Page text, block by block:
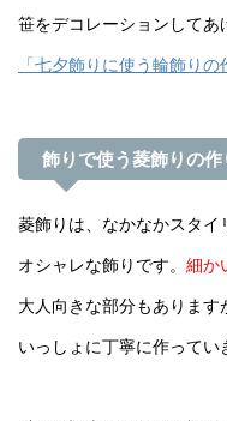
笹をデコレーションしてあ
「七夕飾りに使う輪飾り
飾りで使う菱飾りの作
菱飾りは、なかなかスタイ
オシャレな飾りです。 細か
大人向きな部分もあります
いっしょに丁寧に作ってい